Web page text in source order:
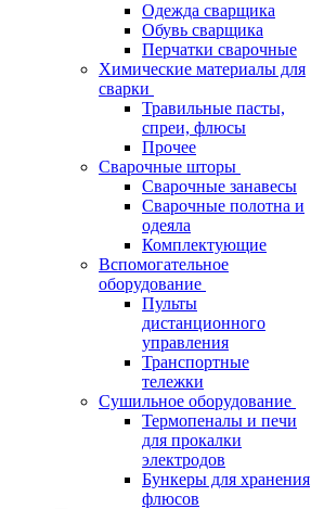
Одежда сварщика
Обувь сварщика
Перчатки сварочные
Химические материалы для
сварки
Травильные пасты,
спреи, флюсы
Прочее
Сварочные шторы
Сварочные занавесы
Сварочные полотна и
одеяла
Комплектующие
Вспомогательное
оборудование
Пульты
дистанционного
управления
Транспортные
тележки
Сушильное оборудование
Термопеналы и печи
для прокалки
электродов
Бункеры для хранения
флюсов